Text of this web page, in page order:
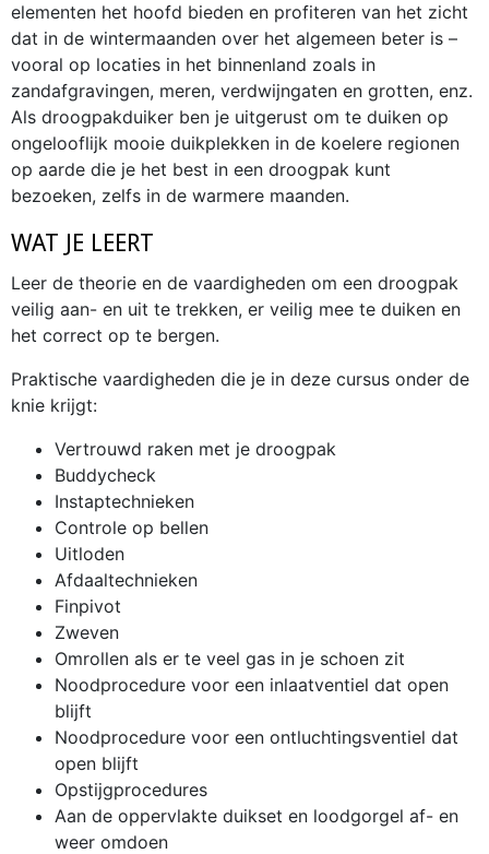
elementen het hoofd bieden en profiteren van het zicht
dat in de wintermaanden over het algemeen beter is –
vooral op locaties in het binnenland zoals in
zandafgravingen, meren, verdwijngaten en grotten, enz.
Als droogpakduiker ben je uitgerust om te duiken op
ongelooflijk mooie duikplekken in de koelere regionen
op aarde die je het best in een droogpak kunt
bezoeken, zelfs in de warmere maanden.
WAT JE LEERT
Leer de theorie en de vaardigheden om een droogpak
veilig aan- en uit te trekken, er veilig mee te duiken en
het correct op te bergen.
Praktische vaardigheden die je in deze cursus onder de
knie krijgt:
Vertrouwd raken met je droogpak
Buddycheck
Instaptechnieken
Controle op bellen
Uitloden
Afdaaltechnieken
Finpivot
Zweven
Omrollen als er te veel gas in je schoen zit
Noodprocedure voor een inlaatventiel dat open
blijft
Noodprocedure voor een ontluchtingsventiel dat
open blijft
Opstijgprocedures
Aan de oppervlakte duikset en loodgorgel af- en
weer omdoen